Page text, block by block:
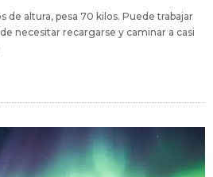
de altura, pesa 70 kilos. Puede trabajar
necesitar recargarse y caminar a casi